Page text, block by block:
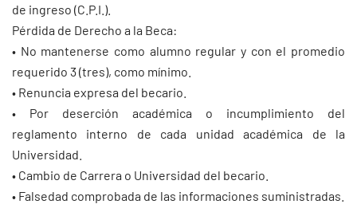
de ingreso (C.P.I.).
Pérdida de Derecho a la Beca:
• No mantenerse como alumno regular y con el promedio
requerido 3 (tres), como mínimo.
• Renuncia expresa del becario.
• Por deserción académica o incumplimiento del
reglamento interno de cada unidad académica de la
Universidad.
• Cambio de Carrera o Universidad del becario.
• Falsedad comprobada de las informaciones suministradas.